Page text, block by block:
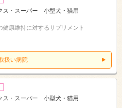
ス・スーパー 小型犬・猫用
健康維持に対するサプリメント
扱い病院
ス・スーパー 小型犬・猫用